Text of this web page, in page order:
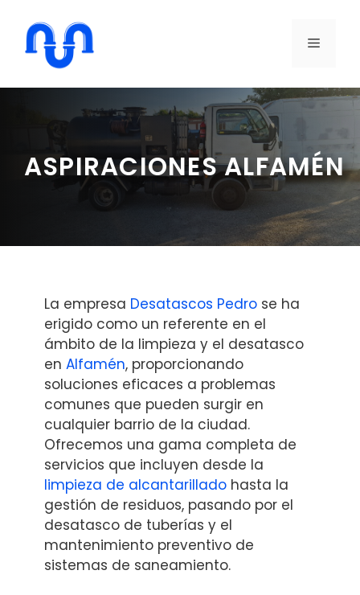
contenido
MENÚ
ASPIRACIONES ALFAMÉN
La empresa Desatascos Pedro se ha
erigido como un referente en el
ámbito de la limpieza y el desatasco
en Alfamén, proporcionando
soluciones eficaces a problemas
comunes que pueden surgir en
cualquier barrio de la ciudad.
Ofrecemos una gama completa de
servicios que incluyen desde la
limpieza de alcantarillado hasta la
gestión de residuos, pasando por el
desatasco de tuberías y el
mantenimiento preventivo de
sistemas de saneamiento.